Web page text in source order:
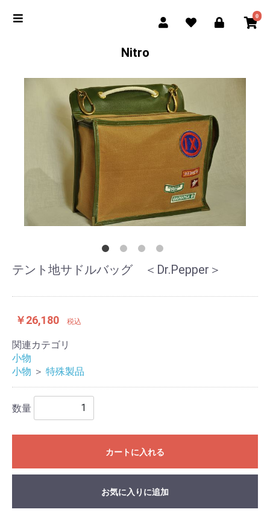
0
Nitro
テント地サドルバッグ ＜Dr.Pepper＞
￥26,180 税込
関連カテゴリ
小物
小物 ＞ 特殊製品
数量
カートに入れる
お気に入りに追加